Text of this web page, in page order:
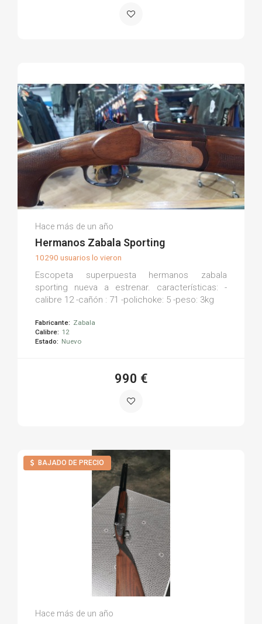
Armería La Torre M.
(0)
Hace más de un año
Hermanos Zabala Sporting
10290 usuarios lo vieron
Escopeta superpuesta hermanos zabala
sporting nueva a estrenar. características: -
calibre 12 -cañón : 71 -polichoke: 5 -peso: 3kg
Fabricante: Zabala
Calibre: 12
Estado: Nuevo
990 €
BAJADO DE PRECIO
Tomás R.
Hace más de un año